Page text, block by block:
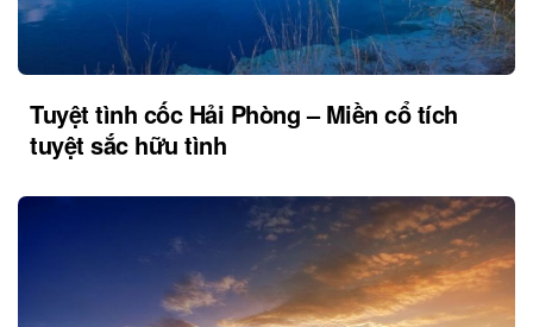
Tuyệt tình cốc Hải Phòng – Miền cổ tích
tuyệt sắc hữu tình